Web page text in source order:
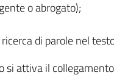
o abrogato);
di parole nel
si attiva il